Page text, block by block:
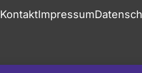
KontaktImpressum